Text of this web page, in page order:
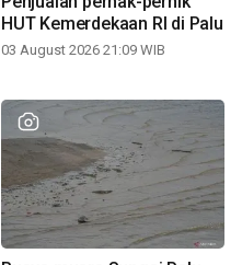
HUT Kemerdekaan RI di Palu
03 August 2026 21:09 WIB